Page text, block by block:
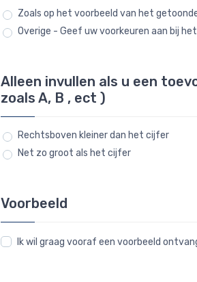
Zoals op het voorbeeld van het
Overige - Geef uw voorkeuren aan bij
Alleen invullen als u een
zoals A, B , ect )
Rechtsboven kleiner dan het cijfer
Net zo groot als het cijfer
Voorbeeld
Ik wil graag vooraf een voorbeeld